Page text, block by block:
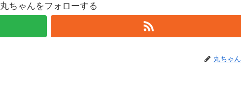
丸ちゃんをフォローする
丸ちゃん